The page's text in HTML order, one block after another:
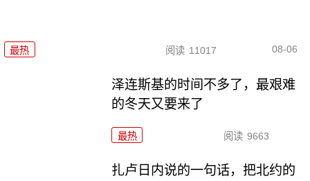
最热 阅读 11017 08-06
泽连斯基的时间不多了，最艰难
的冬天又要来了
最热 阅读 9663
扎卢日内说的一句话，把北约的